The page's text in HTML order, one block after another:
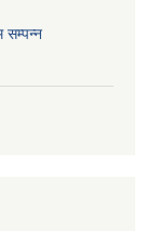
सम्पन्न